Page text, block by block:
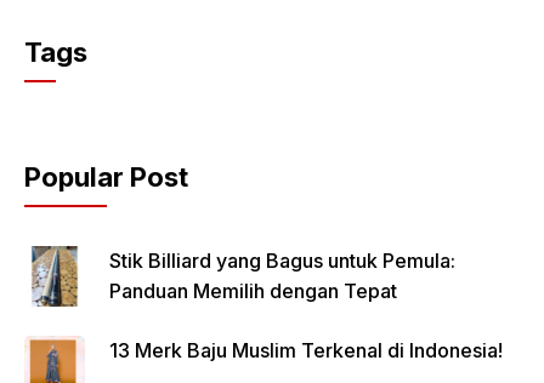
Tags
Popular Post
Stik Billiard yang Bagus untuk Pemula:
Panduan Memilih dengan Tepat
13 Merk Baju Muslim Terkenal di Indonesia!